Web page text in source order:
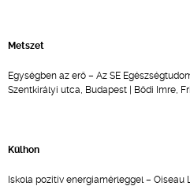
Metszet
Egységben az erő – Az SE
Szentkirályi utca, Budapest | Bődi Imre,
Külhon
Iskola pozitív energiamérleggel – Oiseau